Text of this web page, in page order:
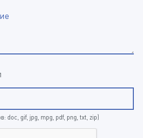
doc, gif, jpg, mpg, pdf, png, txt, zip)